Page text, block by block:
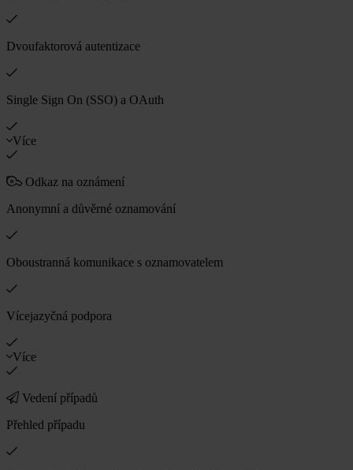
Dvoufaktorová autentizace
Single Sign On (SSO) a OAuth
Více
Odkaz na oznámení
Anonymní a důvěrné oznamování
Oboustranná komunikace s oznamovatelem
Vícejazyčná podpora
Více
Vedení případů
Přehled případu